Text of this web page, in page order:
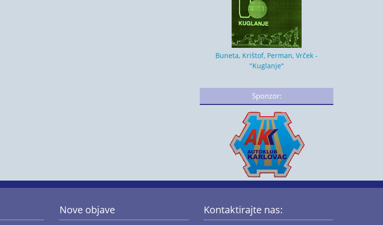
Buneta, Krištof, Perman, Vrček -
"Kuglanje"
Sponzor:
Nove objave Kontaktirajte nas: